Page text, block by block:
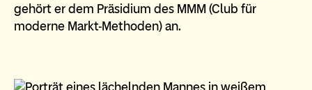
gehört er dem Präsidium des MMM (Club für
moderne Markt-Methoden) an.